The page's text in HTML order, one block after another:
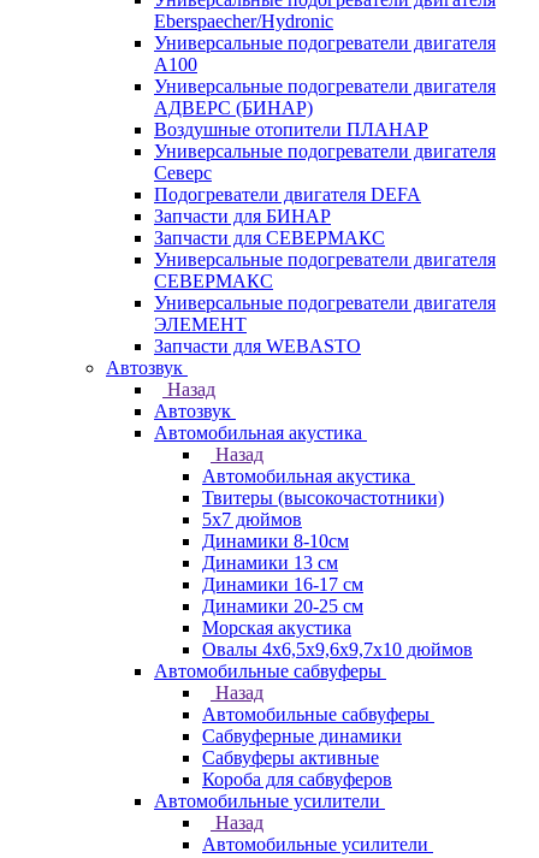
Eberspaecher/Hydronic
Универсальные подогреватели двигателя
A100
Универсальные подогреватели двигателя
АДВЕРС (БИНАР)
Воздушные отопители ПЛАНАР
Универсальные подогреватели двигателя
Северс
Подогреватели двигателя DEFA
Запчасти для БИНАР
Запчасти для СЕВЕРМАКС
Универсальные подогреватели двигателя
СЕВЕРМАКС
Универсальные подогреватели двигателя
ЭЛЕМЕНТ
Запчасти для WEBASTO
Автозвук
Назад
Автозвук
Автомобильная акустика
Назад
Автомобильная акустика
Твитеры (высокочастотники)
5x7 дюймов
Динамики 8-10см
Динамики 13 см
Динамики 16-17 см
Динамики 20-25 см
Морская акустика
Овалы 4х6,5х9,6x9,7х10 дюймов
Автомобильные сабвуферы
Назад
Автомобильные сабвуферы
Сабвуферные динамики
Сабвуферы активные
Короба для сабвуферов
Автомобильные усилители
Назад
Автомобильные усилители